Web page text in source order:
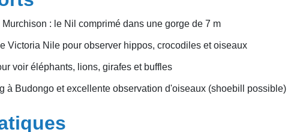
Murchison : le Nil comprimé dans une gorge de 7 m
Victoria Nile pour observer hippos, crocodiles et oiseaux
voir éléphants, lions, girafes et buffles
à Budongo et excellente observation d'oiseaux (shoebill possible)